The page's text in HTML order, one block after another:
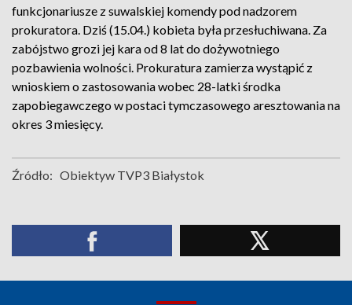
funkcjonariusze z suwalskiej komendy pod nadzorem
prokuratora. Dziś (15.04.) kobieta była przesłuchiwana. Za
zabójstwo grozi jej kara od 8 lat do dożywotniego
pozbawienia wolności. Prokuratura zamierza wystąpić z
wnioskiem o zastosowania wobec 28-latki środka
zapobiegawczego w postaci tymczasowego aresztowania na
okres 3 miesięcy.
Źródło: Obiektyw TVP3 Białystok